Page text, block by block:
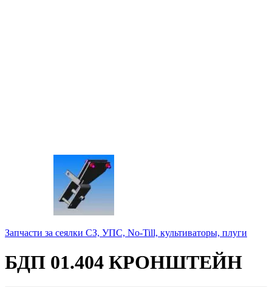
Запчасти за сеялки СЗ, УПС, No-Till, культиваторы, плуги
БДП 01.404 КРОНШТЕЙН